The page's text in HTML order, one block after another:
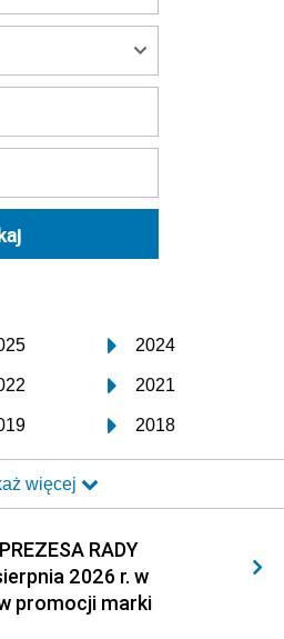
2024
2021
2018
2015
2012
2009
2006
więcej
RADY
2026 r. w
promocji marki